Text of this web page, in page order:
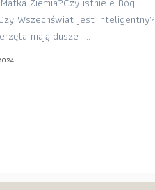
Wszechświat jest inteligentny?
mają dusze i...